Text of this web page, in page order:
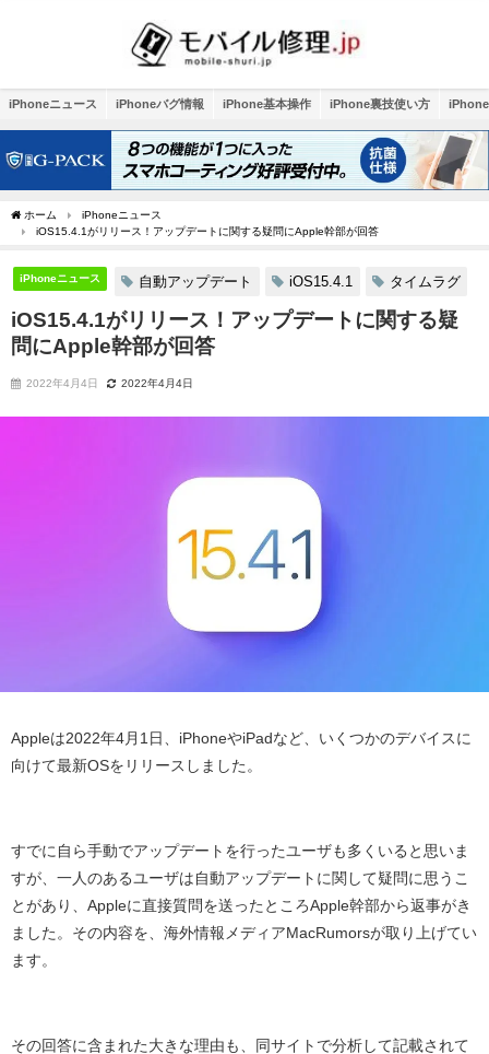
iPhoneニュース iPhoneバグ情報 iPhone基本操作 iPhone裏技使い方
ホーム
iPhoneニュース
iOS15.4.1がリリース！アップデートに関する疑問にApple幹部が回答
iPhoneニュース 自動アップデート iOS15.4.1 タイムラグ
iOS15.4.1がリリース！アップデートに関する疑
問にApple幹部が回答
2022年4月4日 2022年4月4日
Appleは2022年4 月 1 日、 iPhoneやiPad など、いくつかのデバイスに
向けて最新OSをリリースしました。
すでに自ら手動でアップデートを行ったユーザも多くいると思いま
すが、一人のあるユーザは自動アップデートに関して疑問に思うこ
とがあり、 Appleに直接質問を送ったところApple幹部から返事がき
ました。その内容を、海外情報メディア MacRumorsが取り上げてい
ます。
その回答に含まれた大きな理由も、同サイトで分析して記載されて